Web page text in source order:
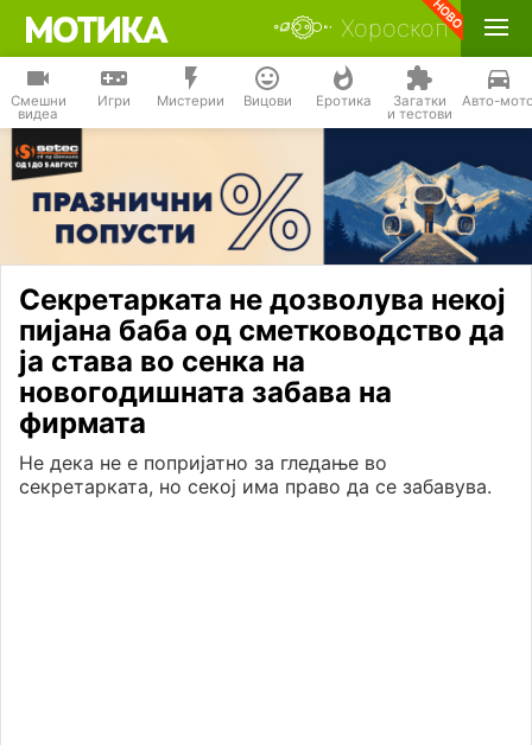
Хороскоп
Смешни
видеа
Игри Мистерии Вицови Еротика Загатки
и тестови
Авто-
Секретарката не дозволува некој
пијана баба од сметководство да
ја става во сенка на
новогодишната забава на
фирмата
Не дека не е попријатно за гледање во
секретарката, но секој има право да се забавува.